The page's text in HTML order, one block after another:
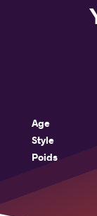
Age
Style
Poids